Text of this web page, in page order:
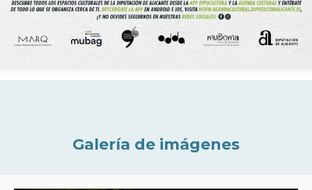
Galería de imágenes